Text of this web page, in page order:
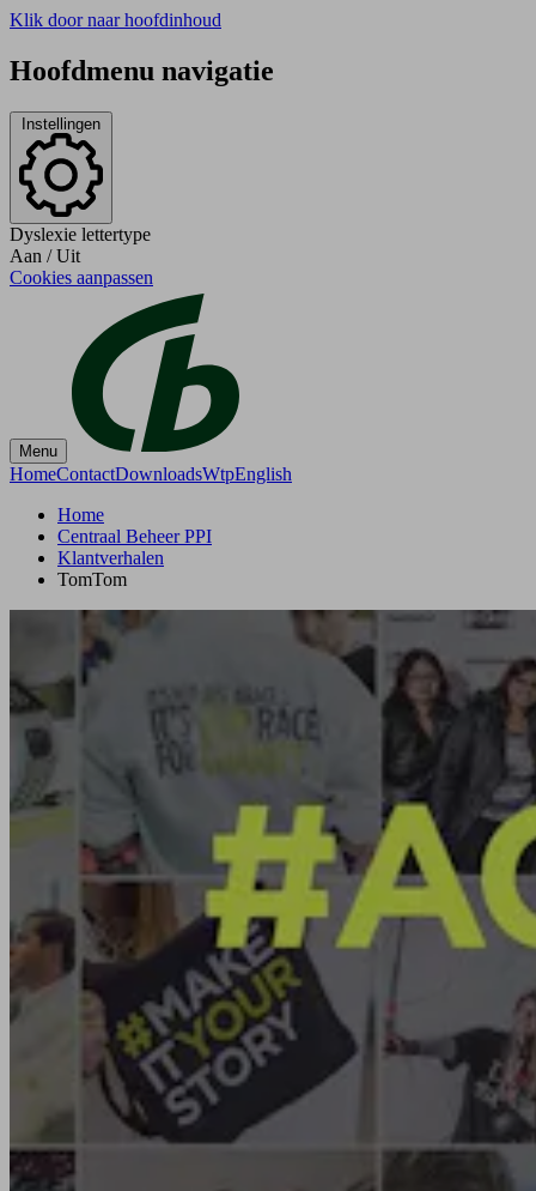
Klik door naar hoofdinhoud
Hoofdmenu navigatie
Instellingen
Dyslexie lettertype
Aan / Uit
Cookies aanpassen
Menu
HomeContactDownloadsWtpEnglish
Home
Centraal Beheer PPI
Klantverhalen
TomTom